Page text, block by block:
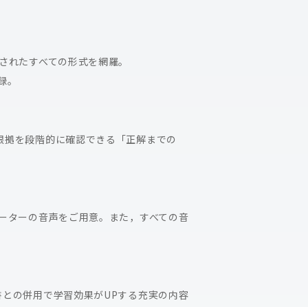
たすべての形式を網羅。
を段階的に確認できる「正解までの
ターの音声をご用意。また，すべての音
の併用で学習効果がUPする充実の内容